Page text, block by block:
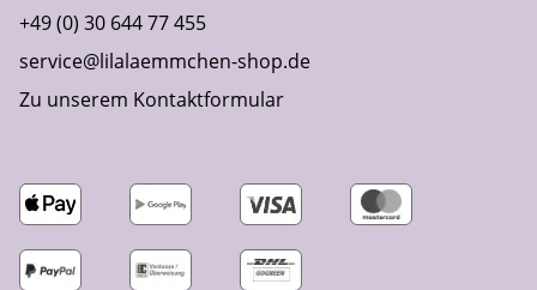
+49 (0) 30 644 77 455
service@lilalaemmchen-shop.de
Zu unserem Kontaktformular